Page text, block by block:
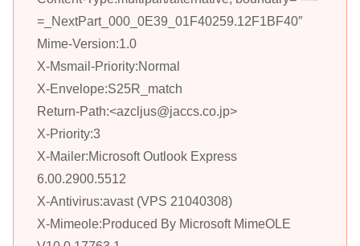
=_NextPart_000_0E39_01F40259.12F1BF40″
Mime-Version:1.0
X-Msmail-Priority:Normal
X-Envelope:S25R_match
Return-Path:<azcljus@jaccs.co.jp>
X-Priority:3
X-Mailer:Microsoft Outlook Express
6.00.2900.5512
X-Antivirus:avast (VPS 21040308)
X-Mimeole:Produced By Microsoft MimeOLE